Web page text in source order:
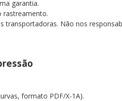
garantia.
rastreamento.
transportadoras. Não nos
formato PDF/X-1A).